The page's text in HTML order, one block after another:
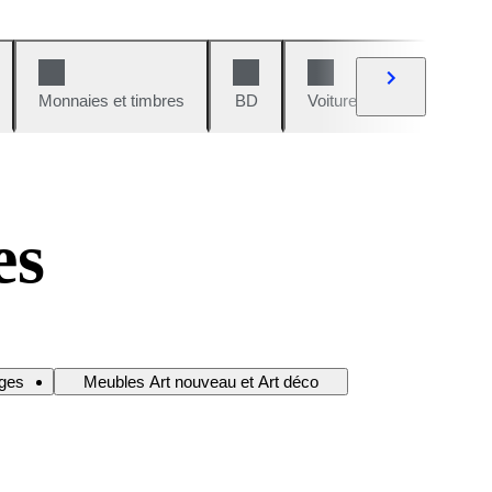
Monnaies et timbres BD Voitures et motos
Meubles Art nouveau et Art déco